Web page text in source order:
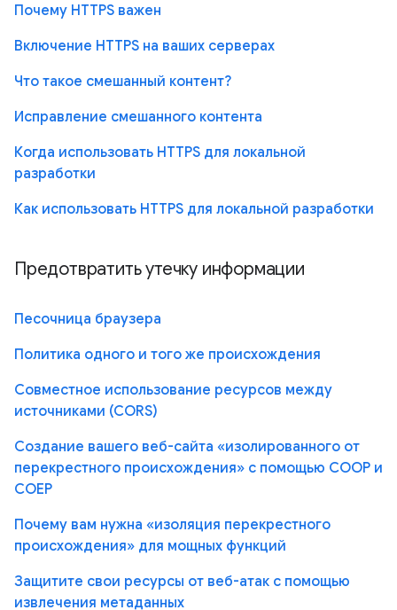
Почему HTTPS важен
Включение HTTPS на ваших серверах
Что такое смешанный контент?
Исправление смешанного контента
Когда использовать HTTPS для локальной
разработки
Как использовать HTTPS для локальной разработки
Предотвратить утечку информации
Песочница браузера
Политика одного и того же происхождения
Совместное использование ресурсов между
источниками (CORS)
Создание вашего веб-сайта «изолированного от
перекрестного происхождения» с помощью COOP и
COEP
Почему вам нужна «изоляция перекрестного
происхождения» для мощных функций
Защитите свои ресурсы от веб-атак с помощью
извлечения метаданных